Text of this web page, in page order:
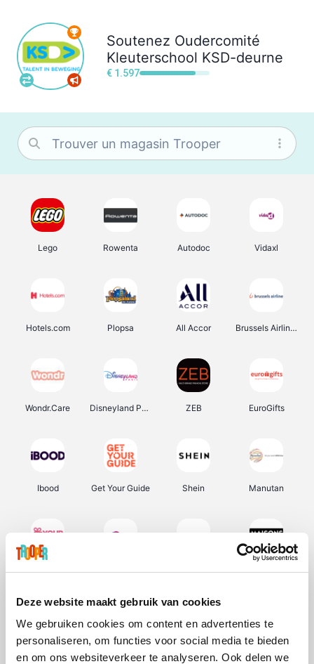
Deze website maakt gebruik van cookies
We gebruiken cookies om content en advertenties te
personaliseren, om functies voor social media te bieden
en om ons websiteverkeer te analyseren. Ook delen we
Soutenez Oudercomité
Kleuterschool KSD-deurne
€ 1.597
Lego Rowenta Autodoc Vidaxl
Hotels.com Plopsa All Accor Brussels Airlines
Wondr.Care Disneyland Paris ZEB EuroGifts
Ibood Get Your Guide Shein Manutan